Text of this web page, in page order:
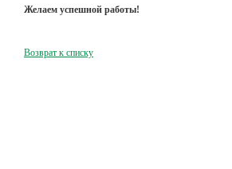
Желаем успешной работы!
Возврат к списку